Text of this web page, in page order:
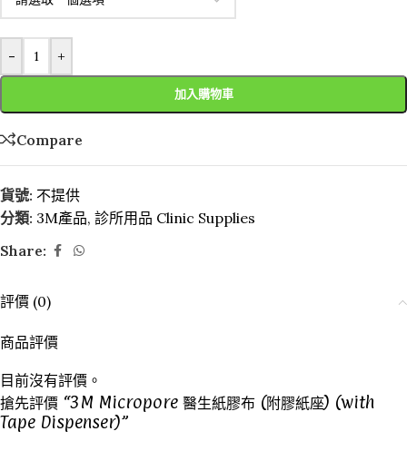
- +
加入購物車
Compare
貨號: 不提供
分類: 3M產品, 診所用品 Clinic Supplies
Share:
評價 (0)
商品評價
目前沒有評價。
搶先評價 “3M Micropore 醫生紙膠布 (附膠紙座) (with
Tape Dispenser)”